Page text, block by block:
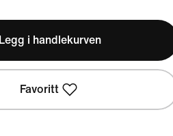
Legg i handlekurven
Favoritt